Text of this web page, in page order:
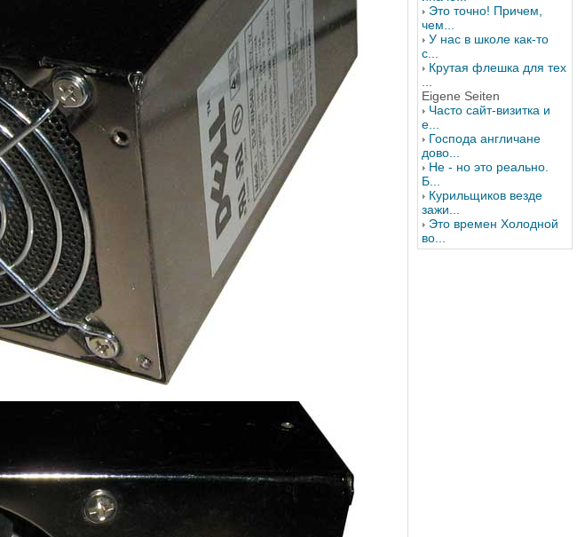
Это точно! Причем,
чем...
У нас в школе как-то
с...
Крутая флешка для тех
Eigene Seiten
Часто сайт-визитка и
е...
Господа англичане
дово...
Не - но это реально.
Б...
Курильщиков везде
зажи...
Это времен Холодной
во...